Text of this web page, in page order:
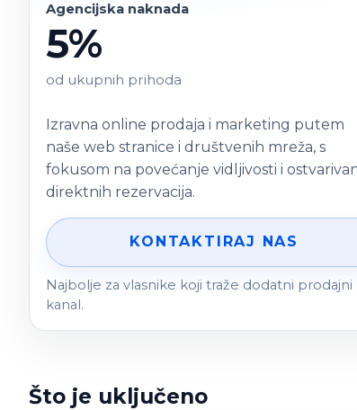
Agencijska naknada
5%
od ukupnih prihoda
Izravna online prodaja i marketing putem
naše web stranice i društvenih mreža, s
fokusom na povećanje vidljivosti i
direktnih rezervacija.
KONTAKTIRAJ NAS
Najbolje za vlasnike koji traže dodatni prodajni
kanal.
Što je uključeno